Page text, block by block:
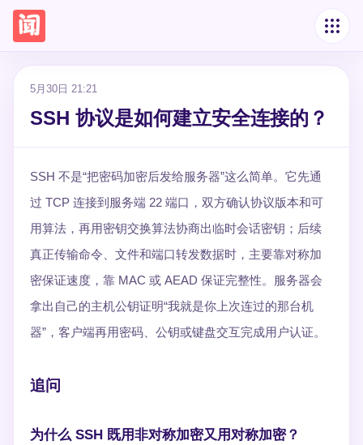
5月30日 21:21
SSH 协议是如何建立安全连接的？
SSH 不是“把密码加密后发给服务器”这么简单。它先通
过 TCP 连接到服务端 22 端口，双方确认协议版本和可
用算法，再用密钥交换算法协商出临时会话密钥；后续
真正传输命令、文件和端口转发数据时，主要靠对称加
密保证速度，靠 MAC 或 AEAD 保证完整性。服务器会
拿出自己的主机公钥证明“我就是你上次连过的那台机
器”，客户端再用密码、公钥或键盘交互完成用户认证。
追问
为什么 SSH 既用非对称加密又用对称加密？